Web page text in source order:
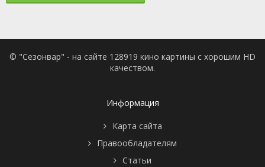
© "Сезонвар" - на сайте 128919 кино картины с хорошим HD
качеством.
Информация
Карта сайта
Правообладателям
Статьи